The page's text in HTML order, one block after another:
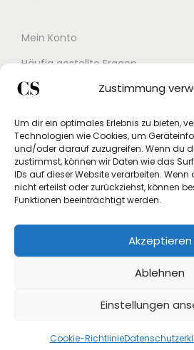
Zustimmung
Um dir ein optimales Erlebnis zu bieten,
Technologien wie Cookies, um
und/oder darauf zuzugreifen. Wenn du
zustimmst, können wir Daten wie das
IDs auf dieser Website verarbeiten.
nicht erteilst oder zurückziehst, können
Funktionen beeinträchtigt werden.
Akzeptieren
Ablehnen
Einstellungen
Cookie-Richtlinie
Mein Konto
Häufig gestellte Fragen
Kontakt
Studex App
Einverständniserklärung
Rücksendung beantragen
Vertrag widerrufen
Copyright © 2026